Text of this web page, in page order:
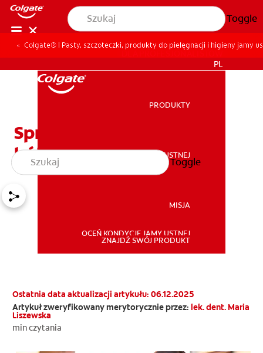
Toggle
ZDROWIE JAMY USTNEJ
ZNAJDŹ SWÓJ PRODUKT
PL
PRODUKTY
ZDROWIE JAMY USTNEJ
MISJA
OCEŃ KONDYCJĘ JAMY USTNEJ
ZNAJDŹ SWÓJ PRODUKT
Toggle
Colgate® | Pasty, szczoteczki, produkty do pielęgnacji i higieny jamy
​​Sprawdzone sposoby na
ból zęba
Ostatnia data aktualizacji artykułu: 06.12.2025
Artykuł zweryfikowany merytorycznie przez: lek. dent. Maria
Liszewska
min czytania